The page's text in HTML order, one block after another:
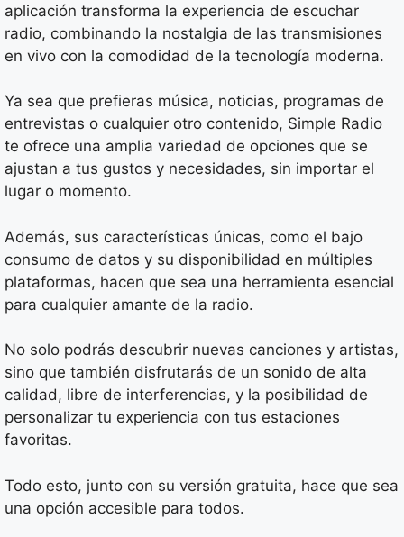
aplicación transforma la experiencia de escuchar
radio, combinando la nostalgia de las transmisiones
en vivo con la comodidad de la tecnología moderna.
Ya sea que prefieras música, noticias, programas de
entrevistas o cualquier otro contenido, Simple Radio
te ofrece una amplia variedad de opciones que se
ajustan a tus gustos y necesidades, sin importar el
lugar o momento.
Además, sus características únicas, como el bajo
consumo de datos y su disponibilidad en múltiples
plataformas, hacen que sea una herramienta esencial
para cualquier amante de la radio.
No solo podrás descubrir nuevas canciones y artistas,
sino que también disfrutarás de un sonido de alta
calidad, libre de interferencias, y la posibilidad de
personalizar tu experiencia con tus estaciones
favoritas.
Todo esto, junto con su versión gratuita, hace que sea
una opción accesible para todos.